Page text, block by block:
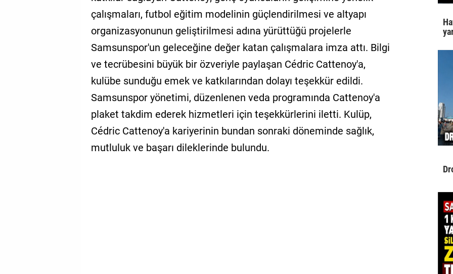
çalışmaları, futbol eğitim modelinin güçlendirilmesi ve altyapı
organizasyonunun geliştirilmesi adına yürüttüğü projelerle
Samsunspor'un geleceğine değer katan çalışmalara imza attı. Bilgi
ve tecrübesini büyük bir özveriyle paylaşan Cédric Cattenoy'a,
kulübe sunduğu emek ve katkılarından dolayı teşekkür edildi.
Samsunspor yönetimi, düzenlenen veda programında Cattenoy'a
plaket takdim ederek hizmetleri için teşekkürlerini iletti. Kulüp,
Cédric Cattenoy'a kariyerinin bundan sonraki döneminde sağlık,
mutluluk ve başarı dileklerinde bulundu.